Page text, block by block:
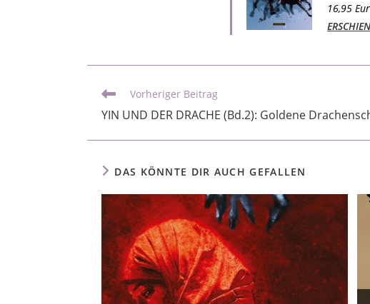
16,95
Vorheriger Beitrag
YIN UND DER DRACHE (Bd.2): Goldene
DAS KÖNNTE DIR AUCH GEFALLEN